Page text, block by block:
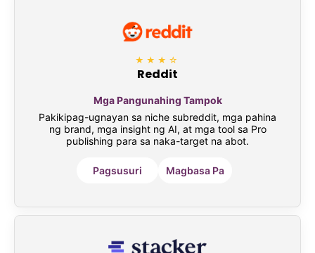
★★★☆
Reddit
Mga Pangunahing Tampok
Pakikipag-ugnayan sa niche subreddit, mga pahina
ng brand, mga insight ng AI, at mga tool sa Pro
publishing para sa naka-target na abot.
Pagsusuri Magbasa Pa